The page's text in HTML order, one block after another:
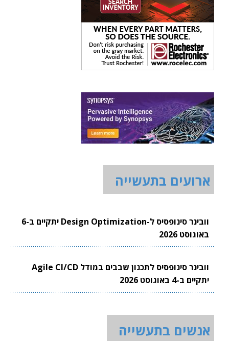
ארועים בתעשייה
וובינר סינופסיס ל-Design Optimization יתקיים ב-6
באוגוסט 2026
וובינר סינופסיס לתכנון שבבים במודל Agile CI/CD
יתקיים ב-4 באוגוסט 2026
אנשים בתעשייה